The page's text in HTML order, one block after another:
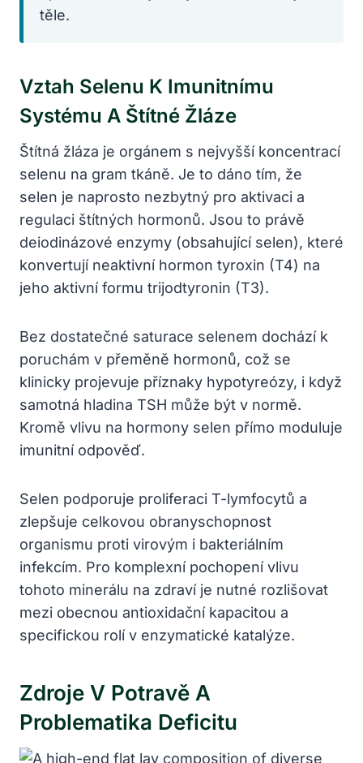
těle.
Vztah Selenu K Imunitnímu
Systému A Štítné Žláze
Štítná žláza je orgánem s nejvyšší koncentrací
selenu na gram tkáně. Je to dáno tím, že
selen je naprosto nezbytný pro aktivaci a
regulaci štítných hormonů. Jsou to právě
deiodinázové enzymy (obsahující selen), které
konvertují neaktivní hormon tyroxin (T4) na
jeho aktivní formu trijodtyronin (T3).
Bez dostatečné saturace selenem dochází k
poruchám v přeměně hormonů, což se
klinicky projevuje příznaky hypotyreózy, i když
samotná hladina TSH může být v normě.
Kromě vlivu na hormony selen přímo moduluje
imunitní odpověď.
Selen podporuje proliferaci T-lymfocytů a
zlepšuje celkovou obranyschopnost
organismu proti virovým i bakteriálním
infekcím. Pro komplexní pochopení vlivu
tohoto minerálu na zdraví je nutné rozlišovat
mezi obecnou antioxidační kapacitou a
specifickou rolí v enzymatické katalýze.
Zdroje V Potravě A
Problematika Deficitu